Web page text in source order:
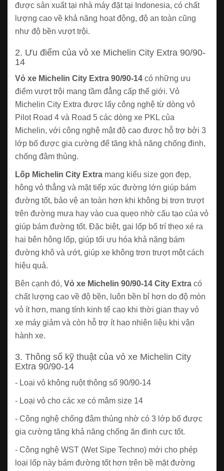
được sản xuất tại nhà máy đặt tại Indonesia, có chất
lượng cao về khả năng hoạt động, độ an toàn cũng
như độ bền vượt trội.
2. Ưu điểm của vỏ xe Michelin City Extra 90/90-
14
Vỏ xe Michelin City Extra 90/90-14 có những ưu
điểm vượt trội mang tầm đẳng cấp thế giới. Vỏ
Michelin City Extra được lấy công nghệ từ dòng vỏ
Pilot Road 4 và Road 5 các dòng xe PKL của
Michelin, với công nghệ mật độ cao được hỗ trợ bởi 3
lớp bố được gia cường để tăng khả năng chống đinh,
chống đâm thủng.
Lốp Michelin City Extra mang kiểu size gọn đẹp,
hông vỏ thẳng và mặt tiếp xúc đường lớn giúp bám
đường tốt, bảo vệ an toàn hơn khi không bị trơn trượt
trên đường mưa hay vào cua quẹo nhờ cấu tạo của vỏ
giúp bám đường tốt. Đặc biệt, gai lốp bố trí theo xé ra
hai bên hông lốp, giúp tối ưu hóa khả năng bám
đường khô và ướt, giúp xe không trơn trượt một cách
hiệu quả.
Bên cạnh đó, Vỏ xe Michelin 90/90-14 City Extra có
chất lượng cao về độ bền, luôn bền bỉ hơn do độ mòn
vỏ ít hơn, mang tính kinh tế cao khi thời gian thay vỏ
xe máy giảm và còn hỗ trợ ít hao nhiên liệu khi vận
hành xe.
3. Thông số kỹ thuật của vỏ xe Michelin City
Extra 90/90-14
- Loại vỏ không ruột thông số 90/90-14
- Loại vỏ cho các xe có mâm size 14
- Công nghệ chống đâm thủng nhờ có 3 lớp bố được
gia cường tăng khả năng chống ăn đinh cực tốt.
- Công nghệ WST (Wet Sipe Techno) mới cho phép
loại lốp này bám đường tốt hơn trên bề mặt đường